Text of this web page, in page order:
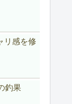
リ感を修
釣果